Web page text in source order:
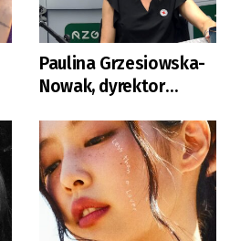
Paulina Grzesiowska-
Nowak, dyrektor